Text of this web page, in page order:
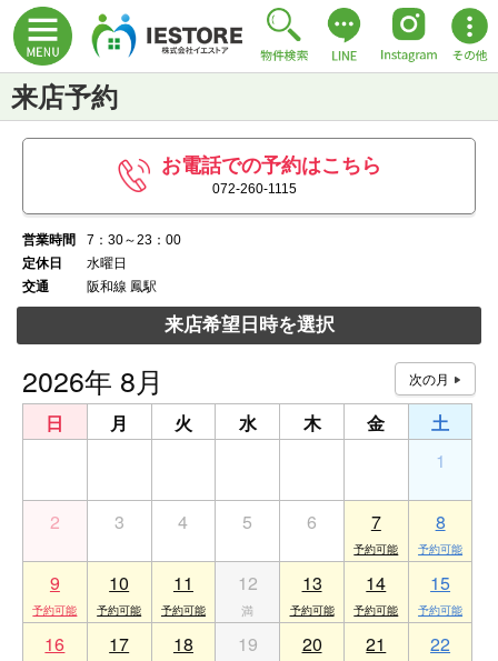
来店予約
お電話での予約はこちら
072-260-1115
営業時間
7：30～23：00
定休日
水曜日
交通
阪和線 鳳駅
来店希望日時を選択
2026年 8月
日 月 火 水 木 金
土
1
2 3 4 5 6 7 8
9 10 11 12 13 14 15
16 17 18 19 20 21 22